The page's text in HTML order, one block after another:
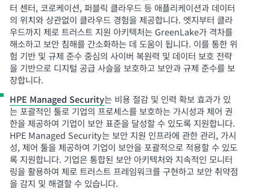
터 센터, 코로케이션, 퍼블릭 클라우드 등 애플리케이션과 데이터
의 위치와 상관없이 클라우드 경험을 제공합니다. 엣지부터 클라
우드까지 제로 트러스트 지원 아키텍처는 GreenLake가 격차를
해소하고 보안 침해를 간소화하는 데 도움이 됩니다. 이를 통한 위
험 기반 및 규제 준수 중심의 사이버 복원력 및 데이터 보호 전략
을 기반으로 디지털 공급 사슬을 보호하고 보안과 규제 준수를 보
장합니다.
HPE Managed Security는 비용 절감 및 인력 확보 효과가 있
는 포괄적인 툴로 기업의 프로세스를 보호하는 가시성과 제어 권
한을 제공하여 기업이 보안 표준을 달성할 수 있도록 지원합니다.
HPE Managed Security는 보안 지원 인프라에 관한 관리, 가시
성, 제어 툴을 제공하여 기업이 보안을 포괄적으로 적용할 수 있도
록 지원합니다. 기업은 통합된 보안 아키텍처와 지속적인 모니터
링을 활용하여 제로 트러스트 프레임워크를 구현하고 보안 취약점
을 감지 및 해결할 수 있습니다.